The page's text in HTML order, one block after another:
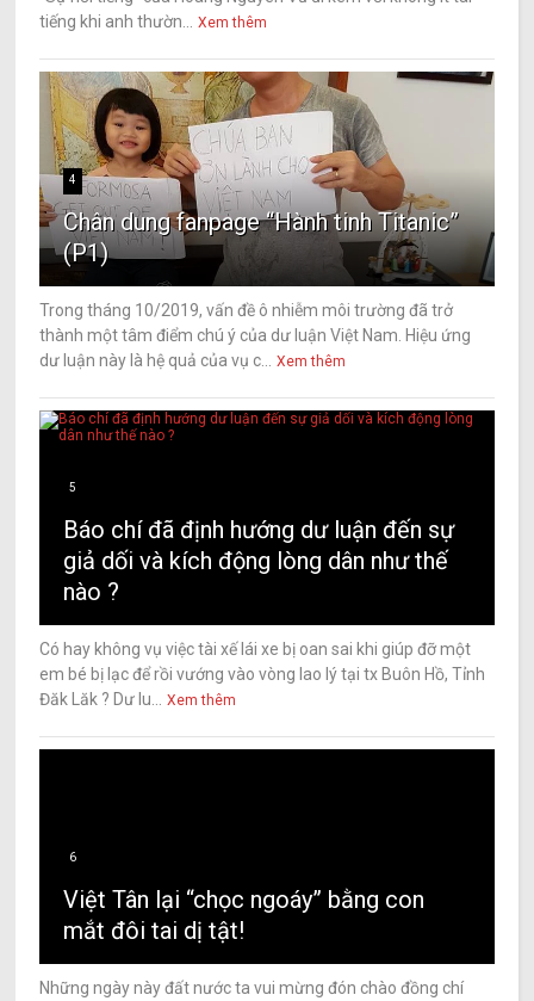
tiếng khi anh thườn...
Xem thêm
4
Chân dung fanpage “Hành tinh Titanic”
(P1)
Trong tháng 10/2019, vấn đề ô nhiễm môi trường đã trở
thành một tâm điểm chú ý của dư luận Việt Nam. Hiệu ứng
dư luận này là hệ quả của vụ c...
Xem thêm
5
Báo chí đã định hướng dư luận đến sự
giả dối và kích động lòng dân như thế
nào ?
Có hay không vụ việc tài xế lái xe bị oan sai khi giúp đỡ một
em bé bị lạc để rồi vướng vào vòng lao lý tại tx Buôn Hồ, Tỉnh
Đăk Lăk ? Dư lu...
Xem thêm
6
Việt Tân lại “chọc ngoáy” bằng con
mắt đôi tai dị tật!
Những ngày này đất nước ta vui mừng đón chào đồng chí